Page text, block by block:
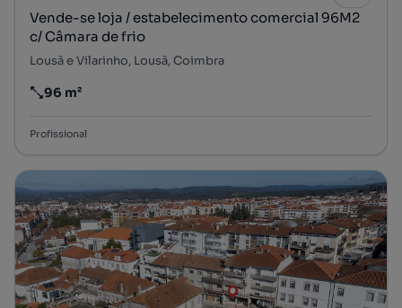
Vende-se loja / estabelecimento comercial 96M2
c/ Câmara de frio
Lousã e Vilarinho, Lousã, Coimbra
Preço por metro quadrado
96 m²
Profissional